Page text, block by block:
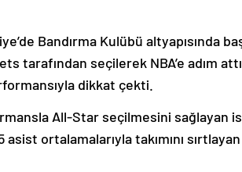
Bandırma Kulübü altyapısında
tarafından seçilerek NBA’e adım
dikkat çekti.
All-Star seçilmesini sağlayan
ortalamalarıyla takımını